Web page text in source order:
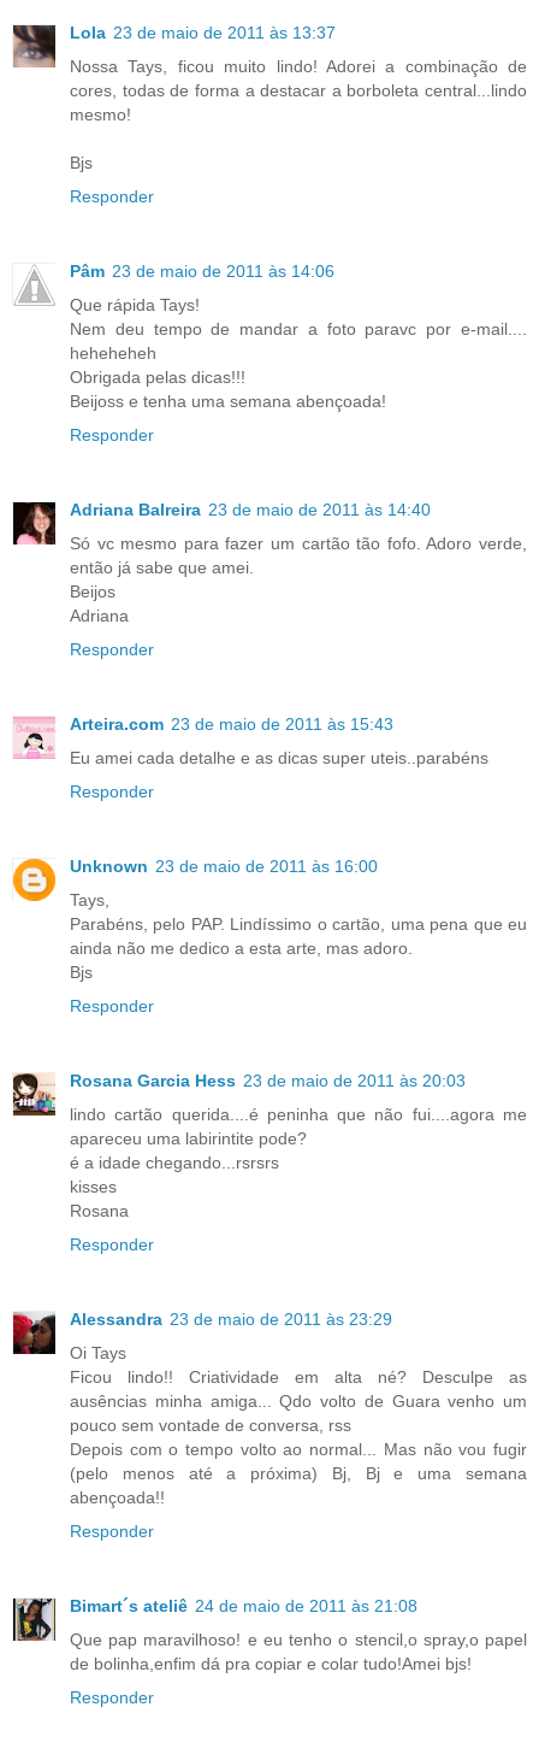
Lola 23 de maio de 2011 às 13:37
Nossa Tays, ficou muito lindo! Adorei a combinação de
cores, todas de forma a destacar a borboleta central...lindo
mesmo!
Bjs
Responder
Pâm 23 de maio de 2011 às 14:06
Que rápida Tays!
Nem deu tempo de mandar a foto paravc por e-mail....
heheheheh
Obrigada pelas dicas!!!
Beijoss e tenha uma semana abençoada!
Responder
Adriana Balreira 23 de maio de 2011 às 14:40
Só vc mesmo para fazer um cartão tão fofo. Adoro verde,
então já sabe que amei.
Beijos
Adriana
Responder
Arteira.com 23 de maio de 2011 às 15:43
Eu amei cada detalhe e as dicas super uteis..parabéns
Responder
Unknown 23 de maio de 2011 às 16:00
Tays,
Parabéns, pelo PAP. Lindíssimo o cartão, uma pena que eu
ainda não me dedico a esta arte, mas adoro.
Bjs
Responder
Rosana Garcia Hess 23 de maio de 2011 às 20:03
lindo cartão querida....é peninha que não fui....agora me
apareceu uma labirintite pode?
é a idade chegando...rsrsrs
kisses
Rosana
Responder
Alessandra 23 de maio de 2011 às 23:29
Oi Tays
Ficou lindo!! Criatividade em alta né? Desculpe as
ausências minha amiga... Qdo volto de Guara venho um
pouco sem vontade de conversa, rss
Depois com o tempo volto ao normal... Mas não vou fugir
(pelo menos até a próxima) Bj, Bj e uma semana
abençoada!!
Responder
Bimart´s ateliê 24 de maio de 2011 às 21:08
Que pap maravilhoso! e eu tenho o stencil,o spray,o papel
de bolinha,enfim dá pra copiar e colar tudo!Amei bjs!
Responder